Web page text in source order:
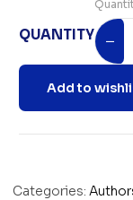
QUANTITY
Add to
Categories: